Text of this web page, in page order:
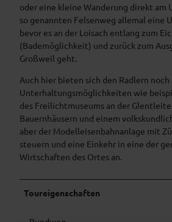
oder eine kleine Wanderung direkt am
so genannten Felsenweg allemal eine
bevor es an der Loisach entlang zum
(Bademöglichkeit) und zurück zum
Großweil geht.
Auch hier bieten sich den Radlern
Unterhaltungsmöglichkeiten wie
des Freilichtmuseums an der
Bauernhäusern und einem
aber der Modelleisenbahnanlage mit
steuern und eine Einkehr in eine der
Wirtschaften des Ortes an.
Toureigenschaften